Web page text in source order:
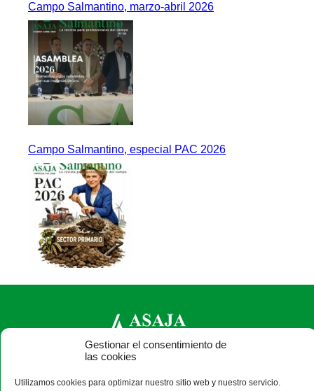
Gestionar el consentimiento de
las cookies
Utilizamos cookies para optimizar nuestro sitio web y nuestro servicio.
Campo Salmantino, marzo-abril 2026
Campo Salmantino, especial PAC 2026